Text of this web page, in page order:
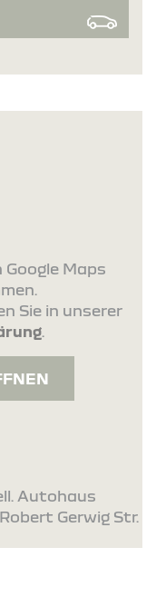
Maps
Sie in unserer
.
Autohaus
Gerwig Str.